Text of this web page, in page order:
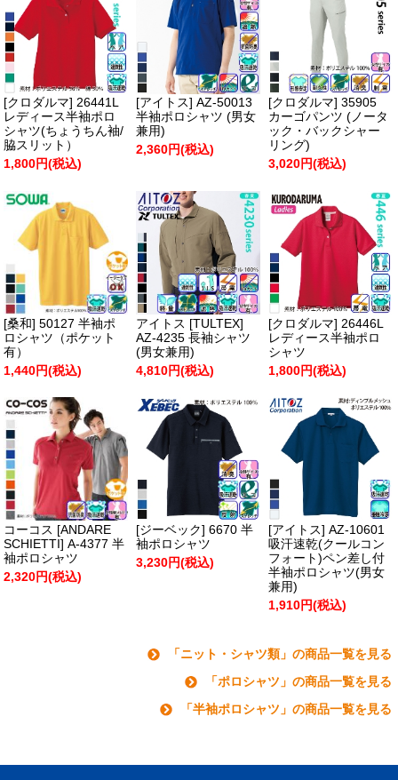
[クロダルマ] 26441L
レディース半袖ポロ
シャツ(ちょうちん袖/
脇スリット）
1,800円(税込)
[アイトス] AZ-50013
半袖ポロシャツ (男女
兼用)
2,360円(税込)
[クロダルマ] 35905
カーゴパンツ (ノータ
ック・バックシャー
リング)
3,020円(税込)
[桑和] 50127 半袖ポ
ロシャツ（ポケット
有）
1,440円(税込)
アイトス [TULTEX]
AZ-4235 長袖シャツ
(男女兼用)
4,810円(税込)
[クロダルマ] 26446L
レディース半袖ポロ
シャツ
1,800円(税込)
コーコス [ANDARE
SCHIETTI] A-4377 半
袖ポロシャツ
2,320円(税込)
[ジーベック] 6670 半
袖ポロシャツ
3,230円(税込)
[アイトス] AZ-10601
吸汗速乾(クールコン
フォート)ペン差し付
半袖ポロシャツ(男女
兼用)
1,910円(税込)
「ニット・シャツ類」の商品一覧を見る
「ポロシャツ」の商品一覧を見る
「半袖ポロシャツ」の商品一覧を見る